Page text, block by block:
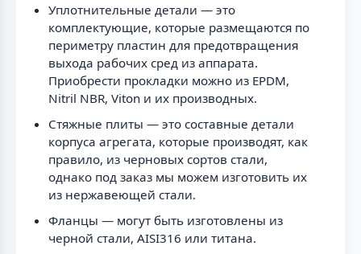
Уплотнительные детали — это
комплектующие, которые размещаются по
периметру пластин для предотвращения
выхода рабочих сред из аппарата.
Приобрести прокладки можно из EPDM,
Nitril NBR, Viton и их производных.
Стяжные плиты — это составные детали
корпуса агрегата, которые производят, как
правило, из черновых сортов стали,
однако под заказ мы можем изготовить их
из нержавеющей стали.
Фланцы — могут быть изготовлены из
черной стали, AISI316 или титана.